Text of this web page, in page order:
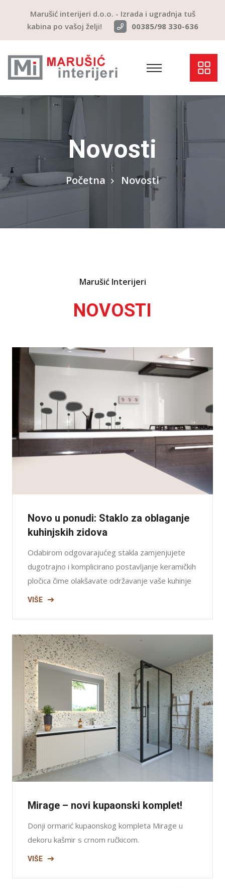
Marušić interijeri d.o.o. - Izrada i ugradnja tuš
kabina po vašoj želji!
00385/98 330-636
Novosti
Početna Novosti
Marušić Interijeri
NOVOSTI
Novo u ponudi: Staklo za oblaganje
kuhinjskih zidova
Odabirom odgovarajućeg stakla zamjenjujete
dugotrajno i komplicirano postavljanje keramičkih
pločica čime olakšavate održavanje vaše kuhinje
VIŠE
Mirage – novi kupaonski komplet!
Donji ormarić kupaonskog kompleta Mirage u
dekoru kašmir s crnom ručkicom.
VIŠE